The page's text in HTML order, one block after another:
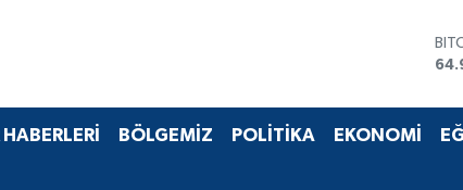
BÖLGEMİZ POLİTİKA EKONOMİ